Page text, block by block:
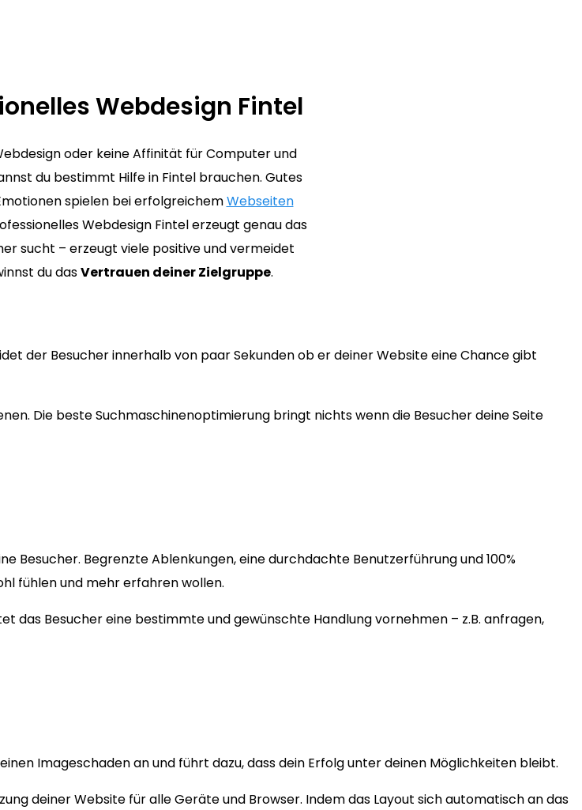
Webdesign Fintel
oder keine Affinität für Computer und
du bestimmt Hilfe in Fintel brauchen. Gutes
spielen bei erfolgreichemWebseiten
Webdesign Fintel erzeugt genau das
sucht – erzeugt viele positive und vermeidet
du dasVertrauen deiner Zielgruppe.
der Besucher innerhalb von paar Sekunden ob er deiner Website eine Chance gibt
Die beste Suchmaschinenoptimierung bringt nichts wenn die Besucher deine Seite
Begrenzte Ablenkungen, eine durchdachte Benutzerführung und 100%
fühlen und mehr erfahren wollen.
das Besucher eine bestimmte und gewünschte Handlung vornehmen – z.B. anfragen,
Imageschaden an und führt dazu, dass dein Erfolg unter deinen Möglichkeiten bleibt.
deiner Website für alle Geräte und Browser. Indem das Layout sich automatisch an das